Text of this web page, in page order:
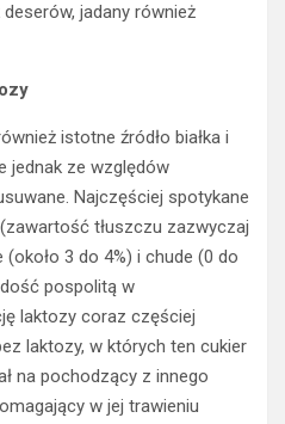
jadany również
istotne źródło białka i
jednak ze względów
Najczęściej spotykane
(zawartość tłuszczu zazwyczaj
(około 3 do 4%) i chude (0 do
pospolitą w
laktozy coraz częściej
laktozy, w których ten cukier
na pochodzący z innego
w jej trawieniu